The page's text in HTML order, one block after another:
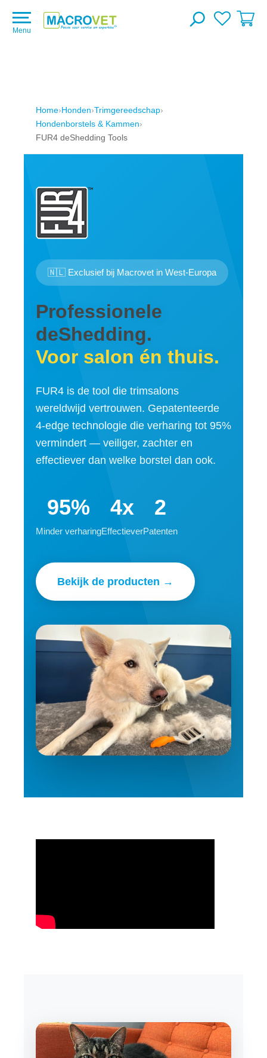
Menu
Home Honden Trimgereedschap
Hondenborstels & Kammen
FUR4 deShedding Tools
🇳🇱 Exclusief bij Macrovet in West-Europa
Professionele
deShedding.
Voor salon én thuis.
FUR4 is de tool die trimsalons
wereldwijd vertrouwen. Gepatenteerde
4-edge technologie die verharing tot 95%
vermindert — veiliger, zachter en
effectiever dan welke borstel dan ook.
95%
Minder verharing
4x
Effectiever
2
Patenten
Bekijk de producten →